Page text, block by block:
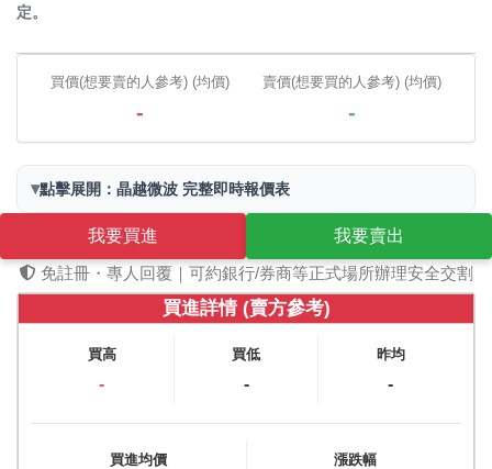
定。
買價(想要賣的人參考) (均價)
-
賣價(想要買的人參考) (均價)
-
▾點擊展開：晶越微波 完整即時報價表
我要買進
我要賣出
免註冊・專人回覆｜可約銀行/券商等正式場所辦理安全交割
買進詳情 (賣方參考)
買高
-
買低
-
昨均
-
買進均價 漲跌幅